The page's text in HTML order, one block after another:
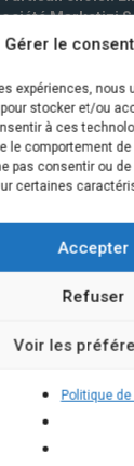
Gérer le
expériences,
stocker et/ou
à ces
le comportement
pas consentir ou
certaines
Accepter
Refuser
Voir les
Politique
Marketizi
*
sur